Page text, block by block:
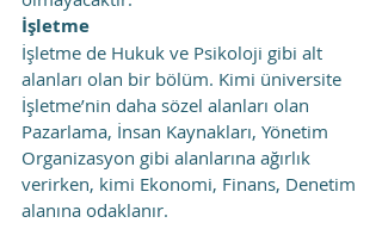
İşletme
İşletme de Hukuk ve Psikoloji gibi alt
alanları olan bir bölüm. Kimi üniversite
İşletme’nin daha sözel alanları olan
Pazarlama, İnsan Kaynakları, Yönetim
Organizasyon gibi alanlarına ağırlık
verirken, kimi Ekonomi, Finans, Denetim
alanına odaklanır.